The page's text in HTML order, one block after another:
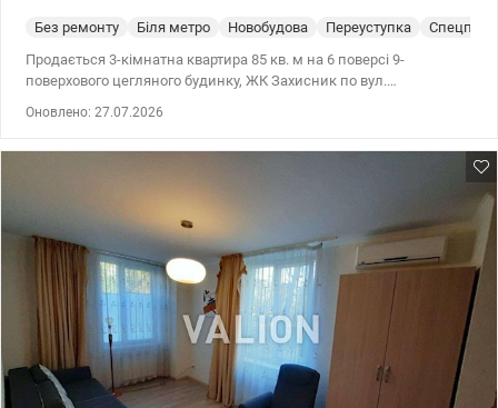
Без ремонту Біля метро Новобудова Переуступка
Продається 3-кімнатна квартира 85 кв. м на 6 поверсі 9-
поверхового цегляного будинку, ЖК Захисник по вул.
електрична проводка. Встановлені ліфти, двір покритий
тротуарною плиткою. На 10 поверсі розташована своя котельня
для обігріву та підігріву води. У дворі власна, сучасна ТТ. До
метро Червоний хутір 3 зупинки автобусом. В пішому доступі
магазини, школа, дитсадок, кінцева зупинка трамваю 22.
Навпроти будинку автобусна зупинка. У дворі є місця для
паркування. Будинок зданий в експлуатацію в кінці 2025 р.
Перепоступка без доплат. 84000 у.о. Полончук Тетяна 0979315222
valion.ua/1119651
Оновлено: 27.07.2026